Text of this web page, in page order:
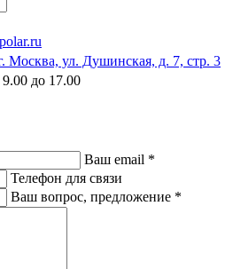
Москва, ул. Душинская, д. 7, стр. 3
до 17.00
Ваш email *
Телефон для связи
Ваш вопрос, предложение *